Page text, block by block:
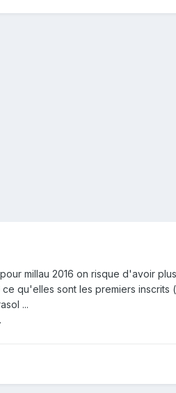
millau 2016 on risque d'avoir
qu'elles sont les premiers
...